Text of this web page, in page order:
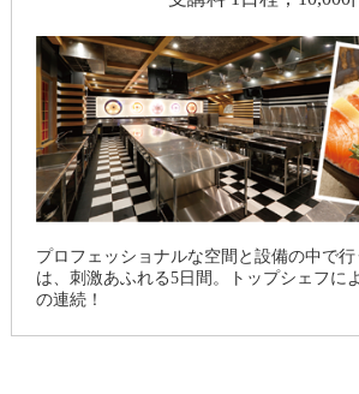
プロフェッショナルな空間と設備の中で
は、刺激あふれる5日間。トップシェフに
の連続！